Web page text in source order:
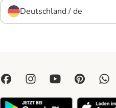
Deutschland / de